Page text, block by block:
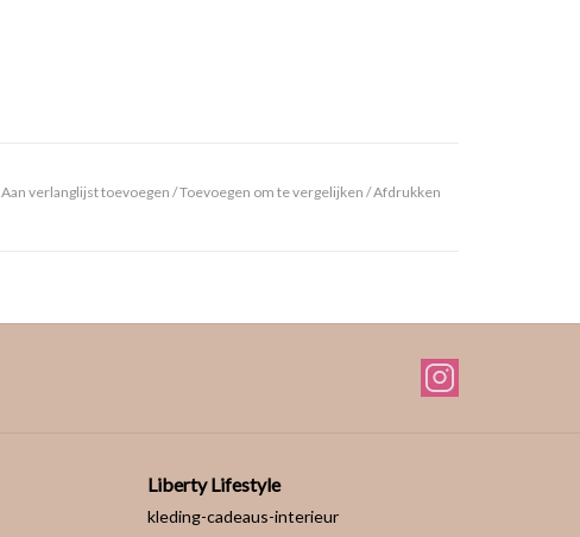
Aan verlanglijst toevoegen /Toevoegen om te vergelijken /Afdrukken
Liberty Lifestyle
kleding-cadeaus-interieur